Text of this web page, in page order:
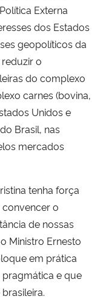
Externa
dos Estados
geopolíticos da
reduzir o
do complexo
carnes (bovina,
Unidos e
Brasil, nas
mercados
tenha força
o
de nossas
Ministro Ernesto
em prática
pragmática e que